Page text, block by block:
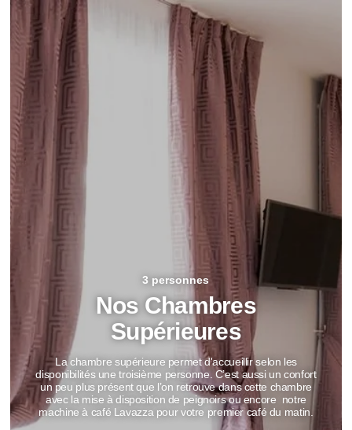
3 personnes
Nos Chambres
Supérieures
La chambre supérieure permet d'accueillir selon les
disponibilités une troisième personne. C’est aussi un confort
un peu plus présent que l’on retrouve dans cette chambre
avec la mise à disposition de peignoirs ou encore notre
machine à café Lavazza pour votre premier café du matin.